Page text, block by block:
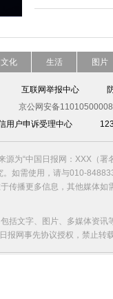
文化 生活 图片
互联网举报中心
京公网安备
用户申诉受理中心
源为“中国日报网：XXX（
如需使用，请与010-
传播更多信息，其他媒体
括文字、图片、多媒体资
报网事先协议授权，禁止转